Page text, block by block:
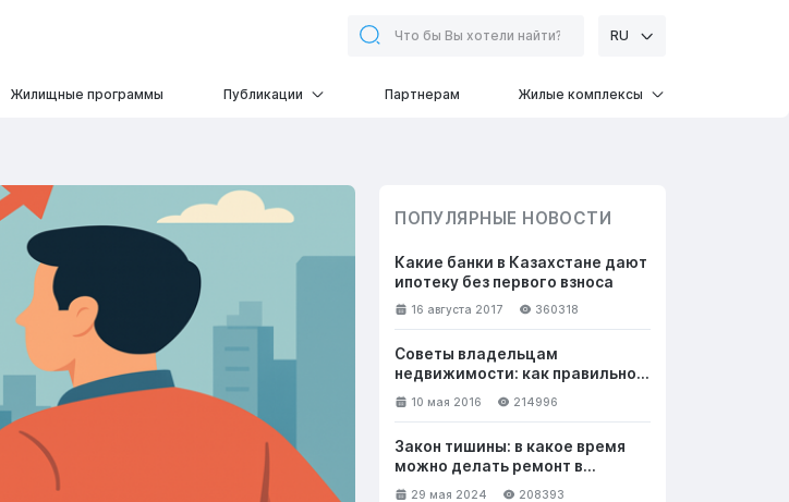
RU
Жилищные программы Публикации Партнерам Жилые комплексы
ПОПУЛЯРНЫЕ НОВОСТИ
Какие банки в Казахстане дают
ипотеку без первого взноса
16 августа 2017 360318
Советы владельцам
недвижимости: как правильно
общаться с клиентами, чтобы
успешно продать жилье
10 мая 2016 214996
Закон тишины: в какое время
можно делать ремонт в
квартире в выходные и будни
29 мая 2024 208393